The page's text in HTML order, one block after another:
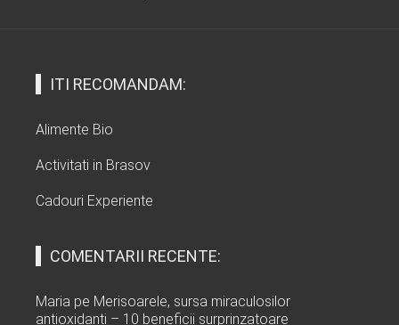
ITI RECOMANDAM:
Alimente Bio
Activitati in Brasov
Cadouri Experiente
COMENTARII RECENTE:
Maria pe Merisoarele, sursa miraculosilor
antioxidanti – 10 beneficii surprinzatoare